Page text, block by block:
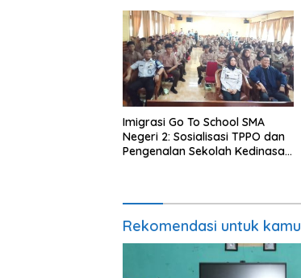
Imigrasi Go To School SMA
Negeri 2: Sosialisasi TPPO dan
Pengenalan Sekolah Kedinasan
Rekomendasi untuk kamu